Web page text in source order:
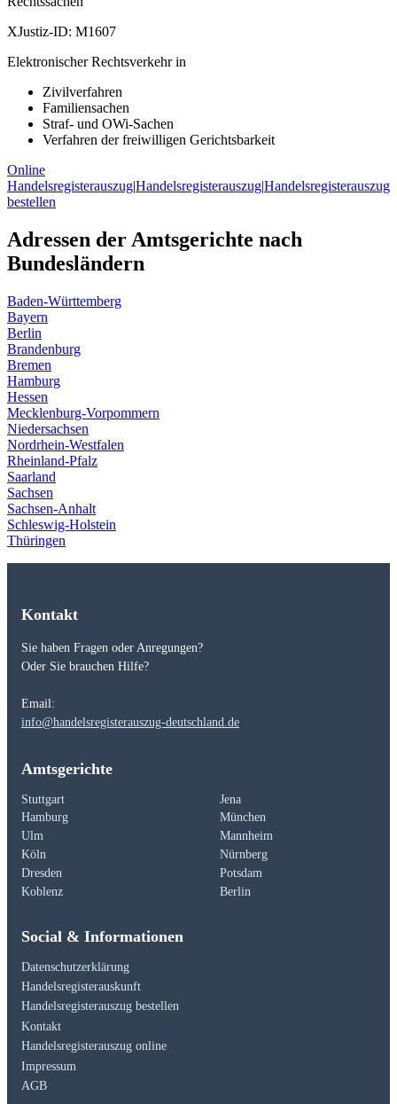
XJustiz-ID: M1607
Elektronischer Rechtsverkehr in
Zivilverfahren
Familiensachen
Straf- und OWi-Sachen
Verfahren der freiwilligen Gerichtsbarkeit
Online
Handelsregisterauszug|Handelsregisterauszug|Handelsregisterauszug
bestellen
Adressen der Amtsgerichte nach
Bundesländern
Baden-Württemberg
Bayern
Berlin
Brandenburg
Bremen
Hamburg
Hessen
Mecklenburg-Vorpommern
Niedersachsen
Nordrhein-Westfalen
Rheinland-Pfalz
Saarland
Sachsen
Sachsen-Anhalt
Schleswig-Holstein
Thüringen
Kontakt
Sie haben Fragen oder Anregungen?
Oder Sie brauchen Hilfe?
Email:
info@handelsregisterauszug-deutschland.de
Amtsgerichte
Stuttgart
Jena
Hamburg
München
Ulm
Mannheim
Köln
Nürnberg
Dresden
Potsdam
Koblenz
Berlin
Social & Informationen
Datenschutzerklärung
Handelsregisterauskunft
Handelsregisterauszug bestellen
Kontakt
Handelsregisterauszug online
Impressum
AGB